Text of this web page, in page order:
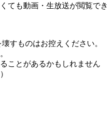
ても動画・生放送が閲覧でき
すものはお控えください。
ことがあるかもしれません